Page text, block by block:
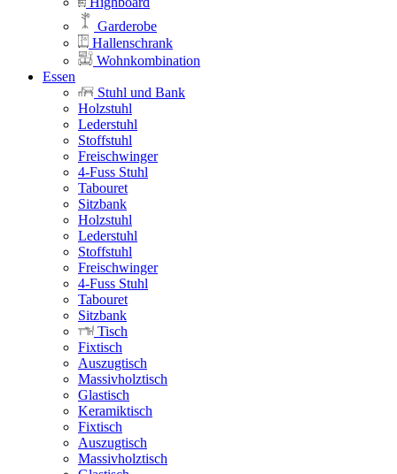
Garderobe
Hallenschrank
Wohnkombination
Essen
Stuhl und Bank
Holzstuhl
Lederstuhl
Stoffstuhl
Freischwinger
4-Fuss Stuhl
Tabouret
Sitzbank
Holzstuhl
Lederstuhl
Stoffstuhl
Freischwinger
4-Fuss Stuhl
Tabouret
Sitzbank
Tisch
Fixtisch
Auszugtisch
Massivholztisch
Glastisch
Keramiktisch
Fixtisch
Auszugtisch
Massivholztisch